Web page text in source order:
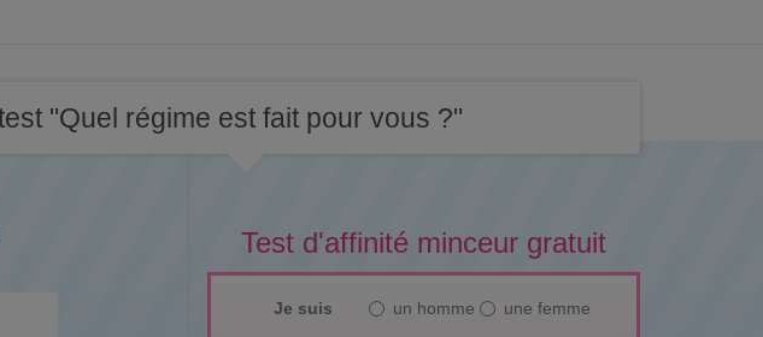
"Quel régime est fait pour vous ?"
Test d'affinité minceur gratuit
Je suis un homme une femme